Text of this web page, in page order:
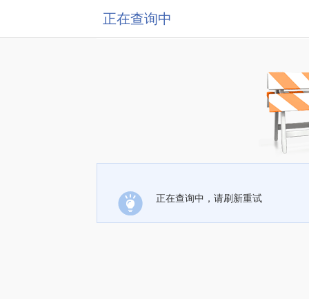
正在查询中
正在查询中，请刷新重试